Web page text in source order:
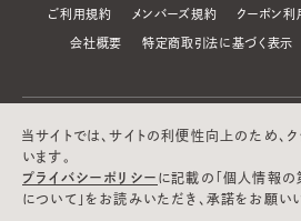
ご利用規約 メンバーズ規約 クーポン利
会社概要 特定商取引法に基づく表示
当サイトでは、サイトの利便性向上のため、
います。
プライバシーポリシー に記載の「個人情報の
について」をお読みいただき、承諾をお願い